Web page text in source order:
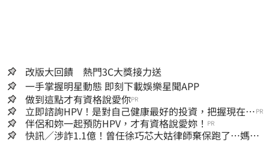
改版大回饋 熱門3C大獎接力送
一手掌握明星動態 即刻下載娛樂星聞APP
做到這點才有資格說愛你PR
立即諮詢HPV！是對自己健康最好的投資，把握現在不
嫌晚！
PR
伴侶和妳一起預防HPV，才有資格說愛妳！ PR
快訊／涉詐1.1億！曾任徐巧芯大姑律師棄保跑了…媽也